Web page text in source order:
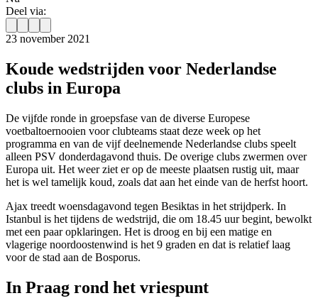
Deel via:
23 november 2021
Koude wedstrijden voor Nederlandse
clubs in Europa
De vijfde ronde in groepsfase van de diverse Europese
voetbaltoernooien voor clubteams staat deze week op het
programma en van de vijf deelnemende Nederlandse clubs speelt
alleen PSV donderdagavond thuis. De overige clubs zwermen over
Europa uit. Het weer ziet er op de meeste plaatsen rustig uit, maar
het is wel tamelijk koud, zoals dat aan het einde van de herfst hoort.
Ajax treedt woensdagavond tegen Besiktas in het strijdperk. In
Istanbul is het tijdens de wedstrijd, die om 18.45 uur begint, bewolkt
met een paar opklaringen. Het is droog en bij een matige en
vlagerige noordoostenwind is het 9 graden en dat is relatief laag
voor de stad aan de Bosporus.
In Praag rond het vriespunt